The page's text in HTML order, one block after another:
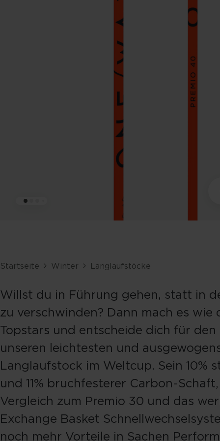
Startseite Winter Langlaufstöcke
Willst du in Führung gehen, statt in
zu verschwinden? Dann mach es wie
Topstars und entscheide dich für den
unseren leichtesten und
Langlaufstock im Weltcup. Sein 10%
und 11% bruchfesterer Carbon-
Vergleich zum Premio 30 und das
Exchange Basket
noch mehr Vorteile in Sachen